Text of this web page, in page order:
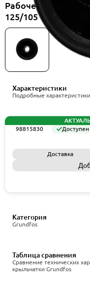
Рабочее колесо
125/105 CI, артикул
Характеристики
Подробные характеристики
98815830
Доступен
Доставка
Grundfos
Категория
Сравнение технических
крыльчатки Grundfos
Таблица сравнения